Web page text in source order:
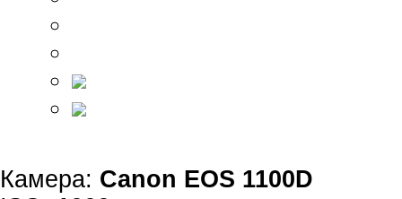
Камера: Canon EOS 1100D